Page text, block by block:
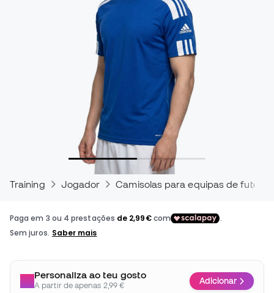
Training Jogador Camisolas para equipas de futebol
Personaliza ao teu gosto
A partir de apenas 2,99 € Adicionar